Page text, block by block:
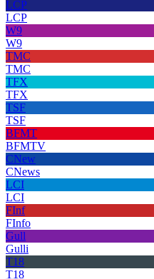
LCP
LCP
W9
W9
TMC
TMC
TFX
TFX
TSF
TSF
BFMT
BFMTV
CNew
CNews
LCI
LCI
FInf
FInfo
Gull
Gulli
T18
T18